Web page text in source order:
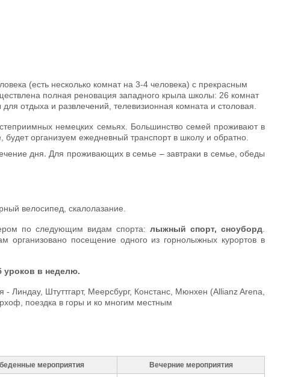
(есть несколько комнат на 3-4 человека) с прекрасным
полная реновация западного крыла школы: 26 комнат
отдыха и развлечений, телевизионная комната и столовая.
немецких семьях. Большинство семей проживают в
организуем ежедневный транспорт в школу и обратно.
дня. Для проживающих в семье – завтраки в семье, обеды
велосипед, скалолазание.
по следующим видам спорта: лыжный спорт, сноуборд
организовано посещение одного из горнолыжных курортов в
уроков в неделю.
Линдау, Штуттгарт, Меерсбург, Констанс, Мюнхен (Allianz Arena,
поездка в горы и ко многим местным
мероприятия Вечерние мероприятия